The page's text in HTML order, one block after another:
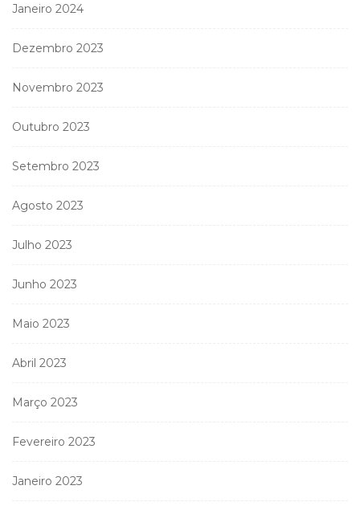
Janeiro 2024
Dezembro 2023
Novembro 2023
Outubro 2023
Setembro 2023
Agosto 2023
Julho 2023
Junho 2023
Maio 2023
Abril 2023
Março 2023
Fevereiro 2023
Janeiro 2023